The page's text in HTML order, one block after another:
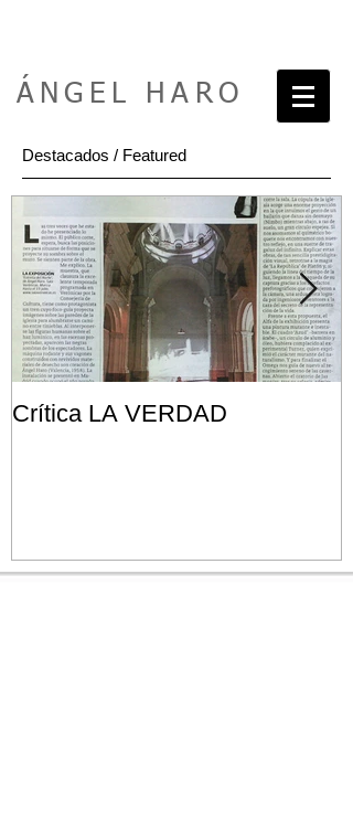
ÁNGEL HARO
Destacados / Featured
Crítica LA VERDAD